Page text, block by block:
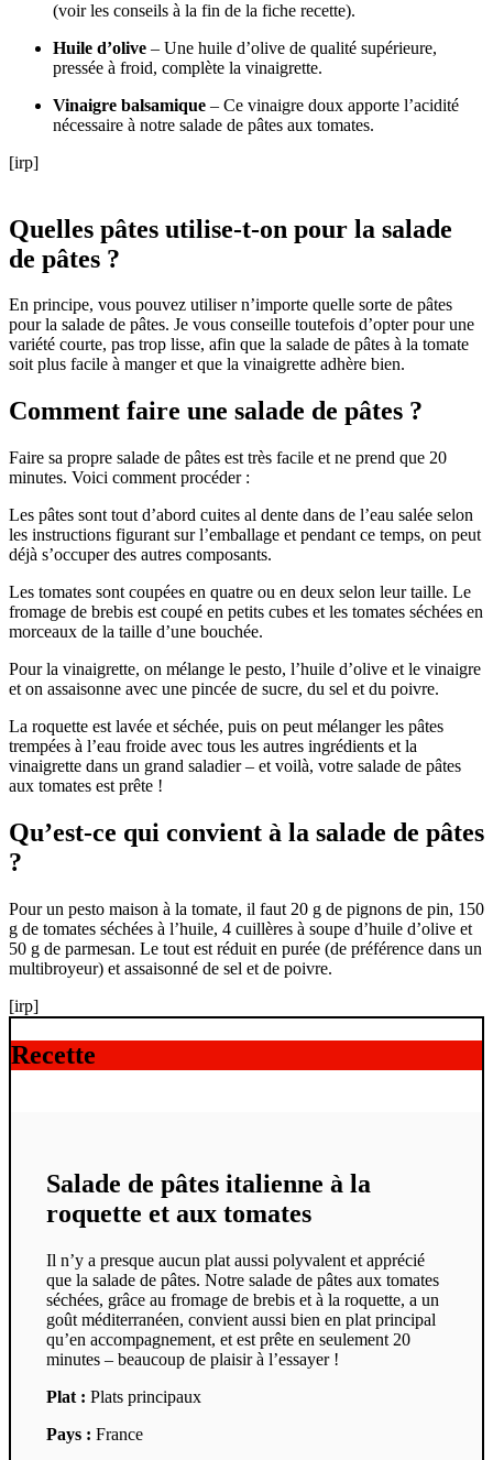
(voir les conseils à la fin de la fiche recette).
Huile d’olive – Une huile d’olive de qualité supérieure,
pressée à froid, complète la vinaigrette.
Vinaigre balsamique – Ce vinaigre doux apporte l’acidité
nécessaire à notre salade de pâtes aux tomates.
[irp]
Quelles pâtes utilise-t-on pour la salade
de pâtes ?
En principe, vous pouvez utiliser n’importe quelle sorte de pâtes
pour la salade de pâtes. Je vous conseille toutefois d’opter pour une
variété courte, pas trop lisse, afin que la salade de pâtes à la tomate
soit plus facile à manger et que la vinaigrette adhère bien.
Comment faire une salade de pâtes ?
Faire sa propre salade de pâtes est très facile et ne prend que 20
minutes. Voici comment procéder :
Les pâtes sont tout d’abord cuites al dente dans de l’eau salée selon
les instructions figurant sur l’emballage et pendant ce temps, on peut
déjà s’occuper des autres composants.
Les tomates sont coupées en quatre ou en deux selon leur taille. Le
fromage de brebis est coupé en petits cubes et les tomates séchées en
morceaux de la taille d’une bouchée.
Pour la vinaigrette, on mélange le pesto, l’huile d’olive et le vinaigre
et on assaisonne avec une pincée de sucre, du sel et du poivre.
La roquette est lavée et séchée, puis on peut mélanger les pâtes
trempées à l’eau froide avec tous les autres ingrédients et la
vinaigrette dans un grand saladier – et voilà, votre salade de pâtes
aux tomates est prête !
Qu’est-ce qui convient à la salade de pâtes
?
Pour un pesto maison à la tomate, il faut 20 g de pignons de pin, 150
g de tomates séchées à l’huile, 4 cuillères à soupe d’huile d’olive et
50 g de parmesan. Le tout est réduit en purée (de préférence dans un
multibroyeur) et assaisonné de sel et de poivre.
[irp]
Recette
Salade de pâtes italienne à la
roquette et aux tomates
Il n’y a presque aucun plat aussi polyvalent et apprécié
que la salade de pâtes. Notre salade de pâtes aux tomates
séchées, grâce au fromage de brebis et à la roquette, a un
goût méditerranéen, convient aussi bien en plat principal
qu’en accompagnement, et est prête en seulement 20
minutes – beaucoup de plaisir à l’essayer !
Plat : Plats principaux
Pays : France